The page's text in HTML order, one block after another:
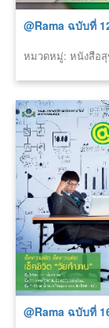
@Rama ฉบับที่
หมวดหมู่: หนังสือ
@Rama ฉบับที่